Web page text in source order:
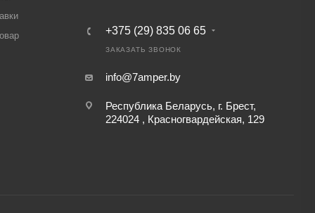
+375 (29) 835 06 65
ЗАКАЗАТЬ ЗВОНОК
info@7amper.by
Республика Беларусь, г. Брест,
224024 , Красногвардейская, 129